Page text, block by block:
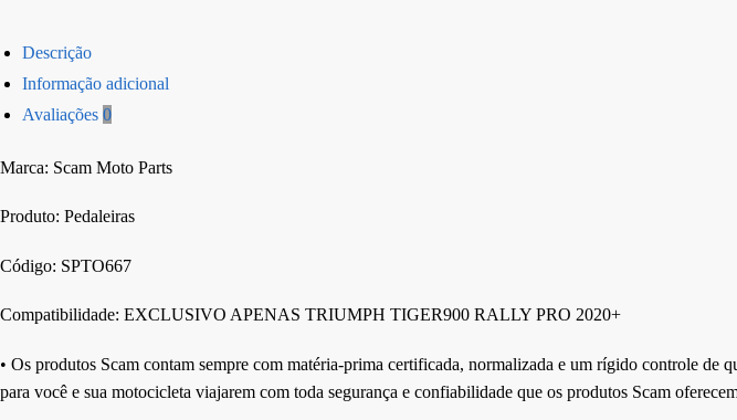
Descrição
Informação adicional
Avaliações 0
Marca: Scam Moto Parts
Produto: Pedaleiras
Código: SPTO667
Compatibilidade: EXCLUSIVO APENAS TRIUMPH TIGER900 RALLY PRO 2020+
• Os produtos Scam contam sempre com matéria-prima certificada, normalizada e um rígido controle de
para você e sua motocicleta viajarem com toda segurança e confiabilidade que os produtos Scam